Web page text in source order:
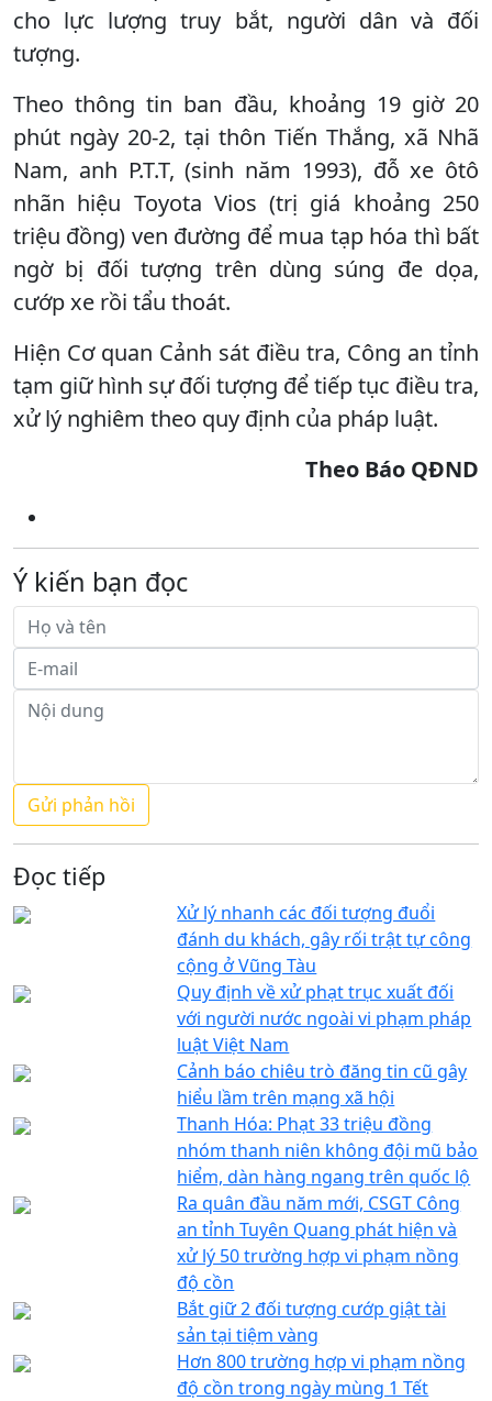
cho lực lượng truy bắt, người dân và đối
tượng.
Theo thông tin ban đầu, khoảng 19 giờ 20
phút ngày 20-2, tại thôn Tiến Thắng, xã Nhã
Nam, anh P.T.T, (sinh năm 1993), đỗ xe ôtô
nhãn hiệu Toyota Vios (trị giá khoảng 250
triệu đồng) ven đường để mua tạp hóa thì bất
ngờ bị đối tượng trên dùng súng đe dọa,
cướp xe rồi tẩu thoát.
Hiện Cơ quan Cảnh sát điều tra, Công an tỉnh
tạm giữ hình sự đối tượng để tiếp tục điều tra,
xử lý nghiêm theo quy định của pháp luật.
Theo Báo QĐND
Ý kiến bạn đọc
Đọc tiếp
Xử lý nhanh các đối tượng đuổi
đánh du khách, gây rối trật tự công
cộng ở Vũng Tàu
Quy định về xử phạt trục xuất đối
với người nước ngoài vi phạm pháp
luật Việt Nam
Cảnh báo chiêu trò đăng tin cũ gây
hiểu lầm trên mạng xã hội
Thanh Hóa: Phạt 33 triệu đồng
nhóm thanh niên không đội mũ bảo
hiểm, dàn hàng ngang trên quốc lộ
Ra quân đầu năm mới, CSGT Công
an tỉnh Tuyên Quang phát hiện và
xử lý 50 trường hợp vi phạm nồng
độ cồn
Bắt giữ 2 đối tượng cướp giật tài
sản tại tiệm vàng
Hơn 800 trường hợp vi phạm nồng
độ cồn trong ngày mùng 1 Tết